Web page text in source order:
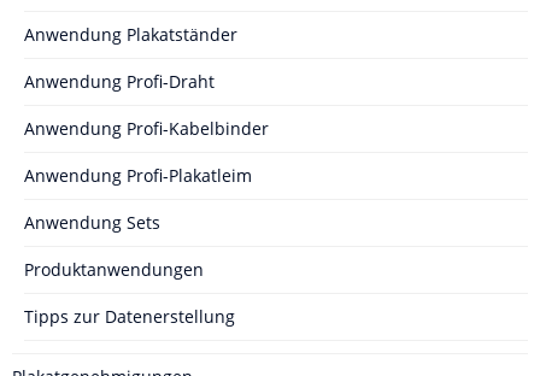
Anwendung Plakatständer
Anwendung Profi-Draht
Anwendung Profi-Kabelbinder
Anwendung Profi-Plakatleim
Anwendung Sets
Produktanwendungen
Tipps zur Datenerstellung